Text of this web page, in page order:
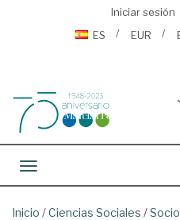
Iniciar sesión
ES
EUR
Toggle navigation
Inicio /Ciencias Sociales /